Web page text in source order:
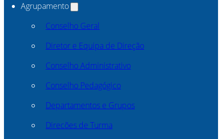
Agrupamento
Conselho Geral
Diretor e Equipa de Direção
Conselho Administrativo
Conselho Pedagógico
Departamentos e Grupos
Direcões de Turma